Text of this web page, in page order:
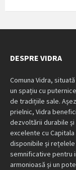
DESPRE VIDRA
Comuna Vidra,
un spațiu cu
de tradițiile sale.
prielnic, Vidra
dezvoltării durabile
excelente cu
disponibile și
semnificative pentru
armonioasă și un